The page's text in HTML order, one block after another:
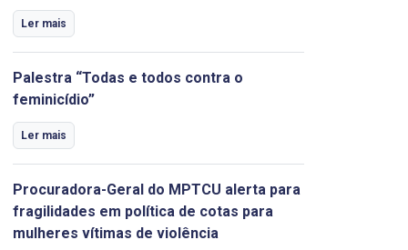
Ler mais
Palestra “Todas e todos contra o
feminicídio”
Ler mais
Procuradora-Geral do MPTCU alerta para
fragilidades em política de cotas para
mulheres vítimas de violência